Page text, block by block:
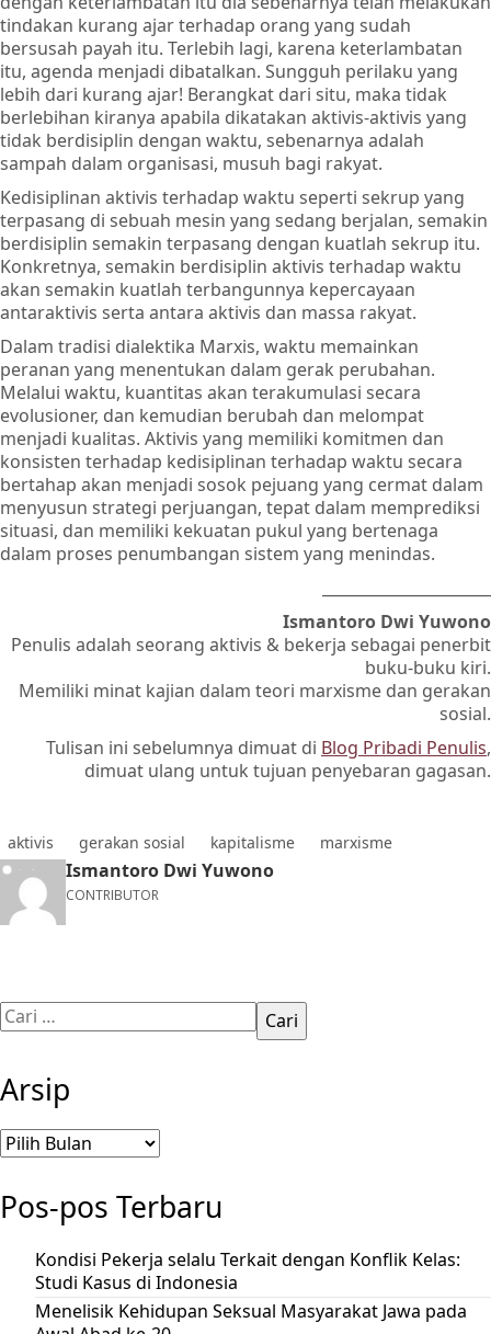
tindakan kurang ajar terhadap orang yang sudah
bersusah payah itu. Terlebih lagi, karena keterlambatan
itu, agenda menjadi dibatalkan. Sungguh perilaku yang
lebih dari kurang ajar! Berangkat dari situ, maka tidak
berlebihan kiranya apabila dikatakan aktivis-aktivis yang
tidak berdisiplin dengan waktu, sebenarnya adalah
sampah dalam organisasi, musuh bagi rakyat.
Kedisiplinan aktivis terhadap waktu seperti sekrup yang
terpasang di sebuah mesin yang sedang berjalan, semakin
berdisiplin semakin terpasang dengan kuatlah sekrup itu.
Konkretnya, semakin berdisiplin aktivis terhadap waktu
akan semakin kuatlah terbangunnya kepercayaan
antaraktivis serta antara aktivis dan massa rakyat.
Dalam tradisi dialektika Marxis, waktu memainkan
peranan yang menentukan dalam gerak perubahan.
Melalui waktu, kuantitas akan terakumulasi secara
evolusioner, dan kemudian berubah dan melompat
menjadi kualitas. Aktivis yang memiliki komitmen dan
konsisten terhadap kedisiplinan terhadap waktu secara
bertahap akan menjadi sosok pejuang yang cermat dalam
menyusun strategi perjuangan, tepat dalam memprediksi
situasi, dan memiliki kekuatan pukul yang bertenaga
dalam proses penumbangan sistem yang menindas.
Ismantoro Dwi Yuwono
Penulis adalah seorang aktivis & bekerja sebagai penerbit
buku-buku kiri.
Memiliki minat kajian dalam teori marxisme dan gerakan
sosial.
Tulisan ini sebelumnya dimuat di Blog Pribadi Penulis,
dimuat ulang untuk tujuan penyebaran gagasan.
aktivis gerakan sosial kapitalisme marxisme
Ismantoro Dwi Yuwono
CONTRIBUTOR
Cari
untuk:
Arsip
Arsip
Pos-pos Terbaru
Kondisi Pekerja selalu Terkait dengan Konflik Kelas:
Studi Kasus di Indonesia
Menelisik Kehidupan Seksual Masyarakat Jawa pada